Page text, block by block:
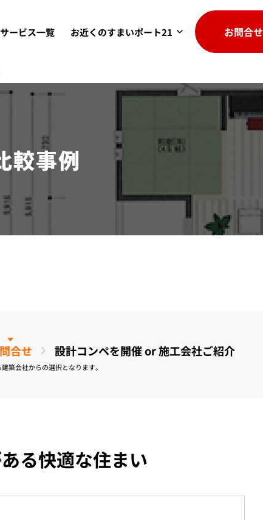
サービス一覧 お近くのすまいポート21 お問合せ
較事例
合せ 設計コンペを開催or 施工会社ご紹介
築会社からの選択となります。
る快適な住まい